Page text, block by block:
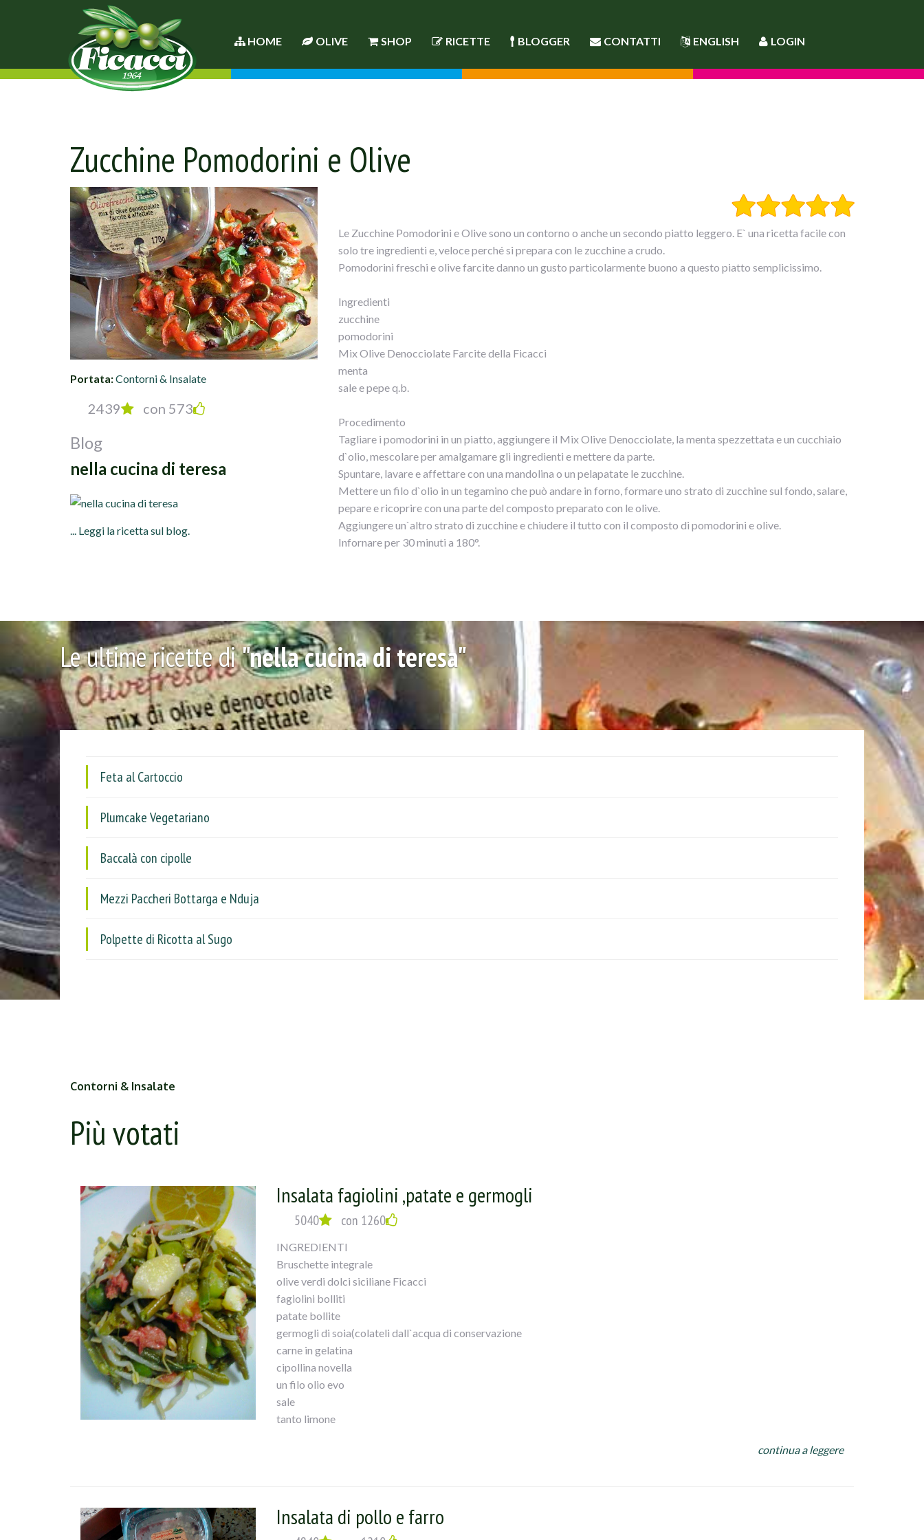
HOME OLIVE SHOP RICETTE BLOGGER CONTATTI ENGLISH LOGIN
Zucchine Pomodorini e Olive
Portata:Contorni & Insalate
2439 con 573
Blog
nella cucina di teresa
... Leggi la ricetta sul blog.
Le Zucchine Pomodorini e Olive sono un contorno o anche un secondo piatto leggero. E` una ricetta facile con
solo tre ingredienti e, veloce perché si prepara con le zucchine a crudo.
Pomodorini freschi e olive farcite danno un gusto particolarmente buono a questo piatto semplicissimo.
Ingredienti
zucchine
pomodorini
Mix Olive Denocciolate Farcite della Ficacci
menta
sale e pepe q.b.
Procedimento
Tagliare i pomodorini in un piatto, aggiungere il Mix Olive Denocciolate, la menta spezzettata e un cucchiaio
d`olio, mescolare per amalgamare gli ingredienti e mettere da parte.
Spuntare, lavare e affettare con una mandolina o un pelapatate le zucchine.
Mettere un filo d`olio in un tegamino che può andare in forno, formare uno strato di zucchine sul fondo, salare,
pepare e ricoprire con una parte del composto preparato con le olive.
Aggiungere un`altro strato di zucchine e chiudere il tutto con il composto di pomodorini e olive.
Infornare per 30 minuti a 180°.
Le ultime ricette di"nella cucina di teresa"
Feta al Cartoccio
Plumcake Vegetariano
Baccalà con cipolle
Mezzi Paccheri Bottarga e Nduja
Polpette di Ricotta al Sugo
Contorni & Insalate
Più votati
Insalata fagiolini ,patate e germogli
5040 con 1260
INGREDIENTI
Bruschette integrale
olive verdi dolci siciliane Ficacci
fagiolini bolliti
patate bollite
germogli di soia(colateli dall`acqua di conservazione
carne in gelatina
cipollina novella
un filo olio evo
sale
tanto limone
continua a leggere
Insalata di pollo e farro